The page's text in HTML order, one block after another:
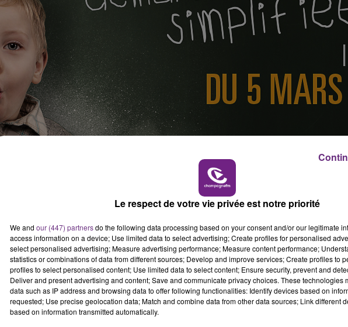
10h00 - 14h00
LE TICKET DE CAISSE
à Reims.
école publique de la ville, au périscolaire ou à la restauration cette
2019 se fait automatiquement.
à votre domicile.
au 21 rue du Temple avant le vendredi 6 juillet à 17h dernier délai.
CAISSE
14h00 - 15h00
La Radio Pop
Le respect de votre vie privée est notre priorité
We and our (447) partnersdo the following data processing based on your consent and/or our legitimate
access information on a device; Use limited data to select advertising; Create profiles for personalised
select personalised advertising; Measure advertising performance; Measure content performance;
statistics or combinations of data from different sources; Develop and improve services; Create profiles to
profiles to select personalised content; Use limited data to select content; Ensure security, prevent and
Deliver and present advertising and content; Save and communicate privacy choices. These technologies
data such as IP address and browsing data to offer following functionalities: Identify devices based on
requested; Use precise geolocation data; Match and combine data from other data sources; Link different
based on information transmitted automatically.